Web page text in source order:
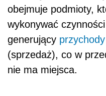
obejmuje podmioty,
wykonywać
generujący przychody
(sprzedaż), co w
nie ma miejsca.